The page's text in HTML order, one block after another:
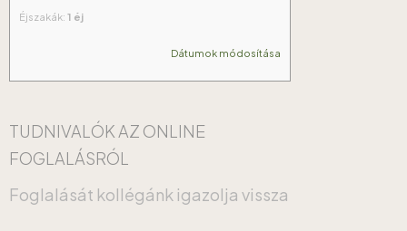
Éjszakák: 1 éj
Dátumok módosítása
TUDNIVALÓK AZ ONLINE
FOGLALÁSRÓL
Foglalását kollégánk igazolja vissza